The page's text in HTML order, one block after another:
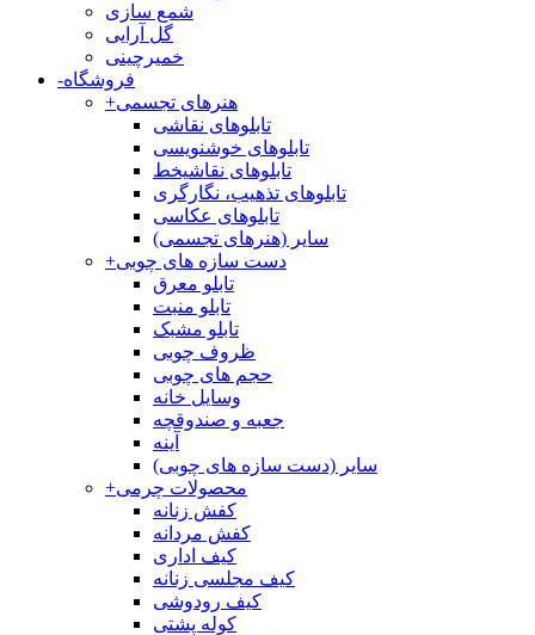
شمع سازی
گل آرایی
خمیرچینی
-فروشگاه
+هنرهای تجسمی
تابلوهای نقاشی
تابلوهای خوشنویسی
تابلوهای نقاشیخط
تابلوهای تذهیب، نگارگری
تابلوهای عکاسی
سایر (هنرهای تجسمی)
+دست سازه های چوبی
تابلو معرق
تابلو منبت
تابلو مشبک
ظروف چوبی
حجم های چوبی
وسایل خانه
جعبه و صندوقچه
آینه
سایر (دست سازه های چوبی)
+محصولات چرمی
کفش زنانه
کفش مردانه
کیف اداری
کیف مجلسی زنانه
کیف رودوشی
کوله پشتی